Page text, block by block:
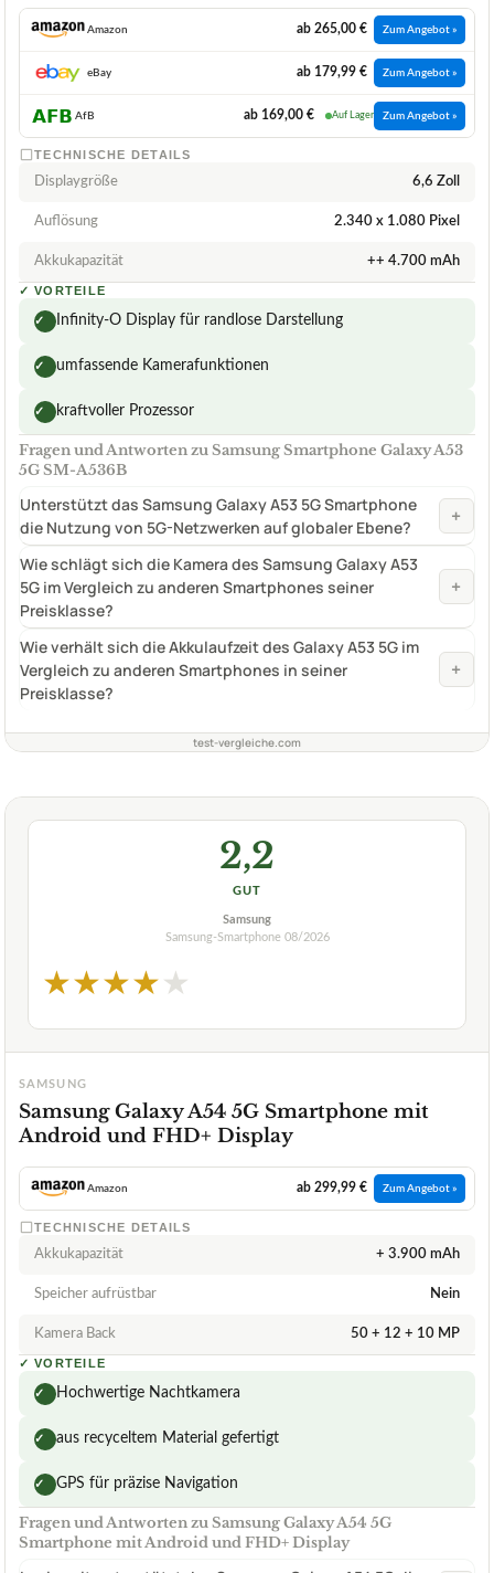
Amazon ab 265,00 € Zum Angebot »
eBay ab 179,99 € Zum Angebot »
AfB ab 169,00 € Auf Lager Zum Angebot »
TECHNISCHE DETAILS
Displaygröße 6,6 Zoll
Auflösung 2.340 x 1.080 Pixel
Akkukapazität ++ 4.700 mAh
✓ VORTEILE
✓ Infinity-O Display für randlose Darstellung
✓ umfassende Kamerafunktionen
✓ kraftvoller Prozessor
Fragen und Antworten zu Samsung Smartphone Galaxy A53
5G SM-A536B
Unterstützt das Samsung Galaxy A53 5G Smartphone
die Nutzung von 5G-Netzwerken auf globaler Ebene?
+
Wie schlägt sich die Kamera des Samsung Galaxy A53
5G im Vergleich zu anderen Smartphones seiner
Preisklasse?
+
Wie verhält sich die Akkulaufzeit des Galaxy A53 5G im
Vergleich zu anderen Smartphones in seiner
Preisklasse?
+
test-vergleiche.com
2,2
GUT
Samsung
Samsung-Smartphone 08/2026
★★★★★
SAMSUNG
Samsung Galaxy A54 5G Smartphone mit
Android und FHD+ Display
Amazon ab 299,99 € Zum Angebot »
TECHNISCHE DETAILS
Akkukapazität + 3.900 mAh
Speicher aufrüstbar Nein
Kamera Back 50 + 12 + 10 MP
✓ VORTEILE
✓ Hochwertige Nachtkamera
✓ aus recyceltem Material gefertigt
✓ GPS für präzise Navigation
Fragen und Antworten zu Samsung Galaxy A54 5G
Smartphone mit Android und FHD+ Display